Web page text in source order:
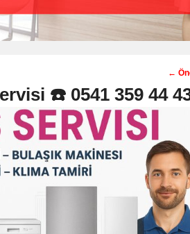
Post
←
☎️ 0541 359 44